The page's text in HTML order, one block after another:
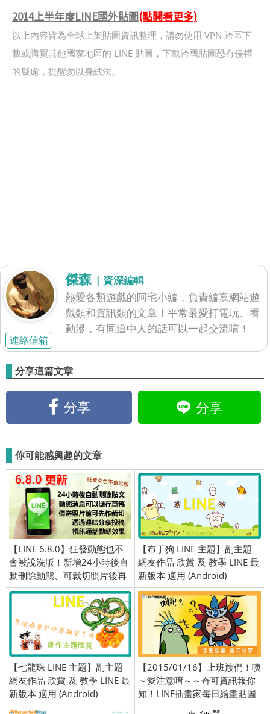
2014上半年度LINE國外貼圖(點開看更多)
以上內容皆為全球上架貼圖資訊整理，請勿使用 VPN 跨區下
載或購買其他國家地區的 LINE 貼圖，下載跨國貼圖恐有侵權
的疑慮，提醒勿以身試法。
連絡信箱
傑森 | 資深編輯
熱愛各類遊戲的阿宅小編，負責編寫網站遊
戲類和資訊類的文章！平常最愛打電玩、看
動漫，有同道中人的話可以一起交流唷！
分享這篇文章
分享 分享
你可能感興趣的文章
【LINE 6.8.0】狂發動態也不
會被說洗版！新增24小時後自
動刪除動態、可裁切照片後再
傳送或投稿功能、更多視訊效
【布丁狗 LINE 主題】副主題
網友作品 欣賞 及 教學 LINE 最
新版本 適用 (Android)
【七龍珠 LINE 主題】副主題
網友作品 欣賞 及 教學 LINE 最
新版本 適用 (Android)
【2015/01/16】上班族們！咦
～愛注意唷～～奇可資訊報你
知！LINE插畫家每日繪畫貼圖
作品！原創精彩連載中！